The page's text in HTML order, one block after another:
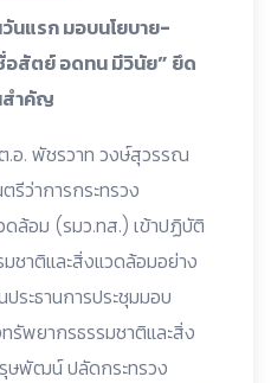
นแรก มอบนโยบาย-
อสัตย์ อดทน มีวินัย” ยึด
สำคัญ
.อ. พัชรวาท วงษ์สุวรรณ
รีว่าการกระทรวง
ล้อม (รมว.ทส.) เข้าปฏิบัติ
ชาติและสิ่งแวดล้อมอย่าง
ระธานการประชุมมอบ
รัพยากรธรรมชาติและสิ่ง
ษพัฒน์ ปลัดกระทรวง